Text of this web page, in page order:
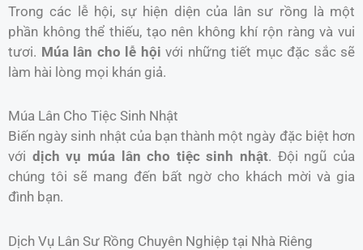
Trong các lễ hội, sự hiện diện của lân sư rồng là một
phần không thể thiếu, tạo nên không khí rộn ràng và vui
tươi. Múa lân cho lễ hội với những tiết mục đặc sắc sẽ
làm hài lòng mọi khán giả.
Múa Lân Cho Tiệc Sinh Nhật
Biến ngày sinh nhật của bạn thành một ngày đặc biệt hơn
với dịch vụ múa lân cho tiệc sinh nhật. Đội ngũ của
chúng tôi sẽ mang đến bất ngờ cho khách mời và gia
đình bạn.
Dịch Vụ Lân Sư Rồng Chuyên Nghiệp tại Nhà Riêng